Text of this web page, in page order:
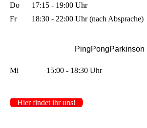
Do
17:15 - 19:00 Uhr
Fr
18:30 - 22:00 Uhr (nach Absprache)
PingPongParkinson
Mi 15:00 - 18:30 Uhr
Hier findet ihr uns!